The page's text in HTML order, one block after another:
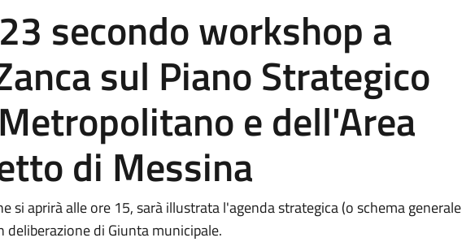
secondo workshop a
sul Piano Strategico
e dell'Area
di Messina
si aprirà alle ore 15, sarà illustrata l'agenda strategica (o schema generale
deliberazione di Giunta municipale.